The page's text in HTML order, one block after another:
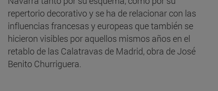
repertorio decorativo y se ha de relacionar con las
influencias francesas y europeas que también se
hicieron visibles por aquellos mismos años en el
retablo de las Calatravas de Madrid, obra de José
Benito Churriguera.